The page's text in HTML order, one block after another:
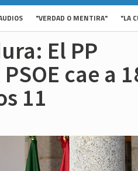
"VERDAD O MENTIRA" "LA
El PP
cae a
11